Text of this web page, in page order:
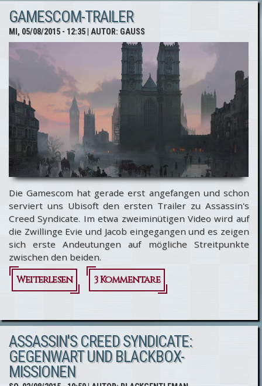
Syndicate
-
gamescom
Skill und
Gameplay-
Videos
GAMESCOM-TRAILER
MI, 05/08/2015 - 12:35| AUTOR: GAUSS
Die Gamescom hat gerade erst angefangen und schon
serviert uns Ubisoft den ersten Trailer zu Assassin's
Creed Syndicate. Im etwa zweiminütigen Video wird auf
die Zwillinge Evie und Jacob eingegangen und es zeigen
sich erste Andeutungen auf mögliche Streitpunkte
zwischen den beiden.
Weiterlesen
über
-Trailer
3 Kommentare
ASSASSIN'S CREED SYNDICATE:
GEGENWART UND BLACKBOX-
MISSIONEN